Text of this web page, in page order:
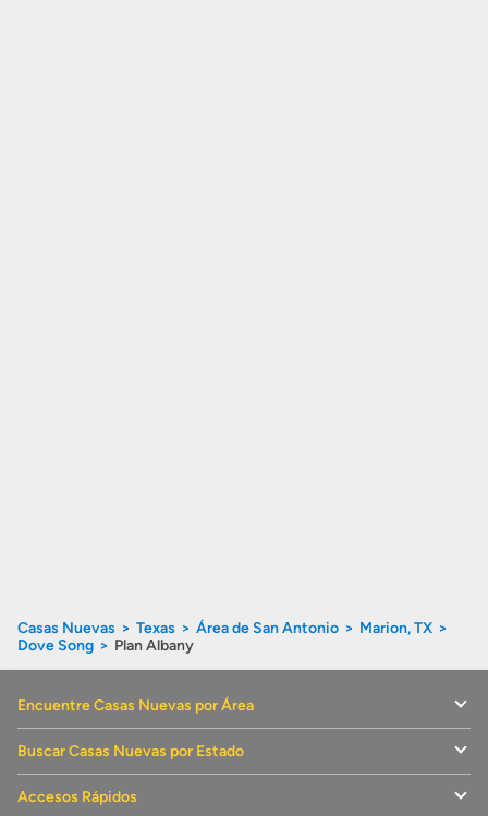
Casas Nuevas Texas Área de San Antonio
Marion, TX
Dove Song
Plan Albany
Encuentre Casas Nuevas por Área
Buscar Casas Nuevas por Estado
Accesos Rápidos